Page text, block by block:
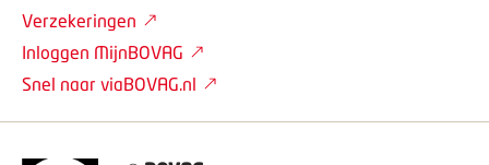
Verzekeringen
Inloggen MijnBOVAG
Snel naar viaBOVAG.nl